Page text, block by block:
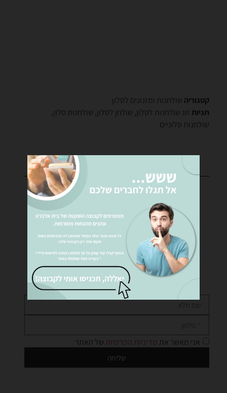
קטגוריה שולחנות ומזנונים לסלון
תגיות זוג שולחנות לסלון, שולחן לסלון, שולחנות סלון,
שולחנות סלוניים
רוצים לקבל פרטים נוספים?
נציגינו ישמחו לעזור לכם… שלחו לנו הודעה!
אני מאשר את מדיניות הפרטיות של האתר
שליחה